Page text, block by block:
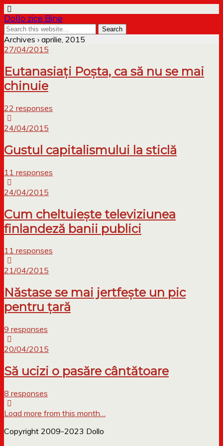
Dollo zice Bine
Archives › aprilie, 2015
27/04/2015
Eutanasiați Poșta, ca să nu se mai
chinuie
22 responses
24/04/2015
Gustul capitalismului la sticlă
11 responses
24/04/2015
Cum cheltuiește televiziunea
finlandeză banii publici
11 responses
21/04/2015
Năstase se mai jertfește un pic
pentru țară
9 responses
20/04/2015
Să ucizi o pasăre cântătoare
8 responses
Load more from this month…
Copyright 2009-2023 Dollo